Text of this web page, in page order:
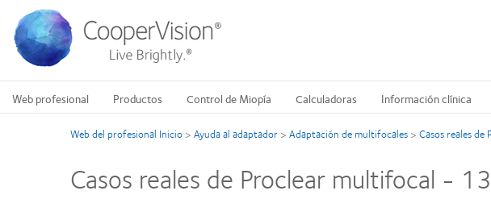
contenido
principal
Web profesional Productos Control de Miopía Calculadoras Información clínica
Web del profesional Inicio > Ayuda al adaptador > Adaptación de multifocales > Casos reales
Casos reales de Proclear multifocal - 13